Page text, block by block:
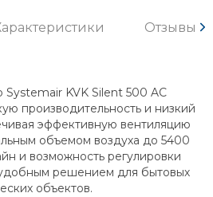
Отзывы
Systemair KVK Silent 500 AC
производительность и низкий
эффективную вентиляцию
объемом воздуха до 5400
и возможность регулировки
решением для бытовых
объектов.